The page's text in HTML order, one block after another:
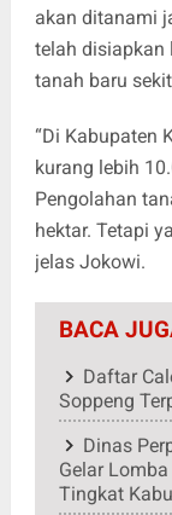
akan ditanami
telah disiapkan
tanah baru
“Di Kabupaten
kurang lebih
Pengolahan
hektar. Tetapi
jelas Jokowi.
BACA
Daftar
Soppeng
Dinas
Gelar
Tingkat